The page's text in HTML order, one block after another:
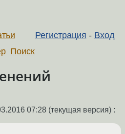
Регистрация - Вход
Поиск
07:28 (текущая версия) :